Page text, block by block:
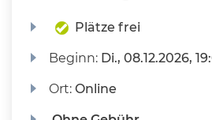
Plätze frei
Beginn: Di., 08.12.2026,
Ort:Online